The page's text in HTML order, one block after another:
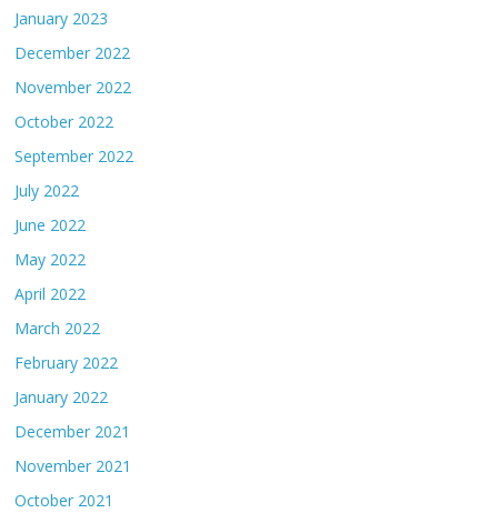
January 2023
December 2022
November 2022
October 2022
September 2022
July 2022
June 2022
May 2022
April 2022
March 2022
February 2022
January 2022
December 2021
November 2021
October 2021